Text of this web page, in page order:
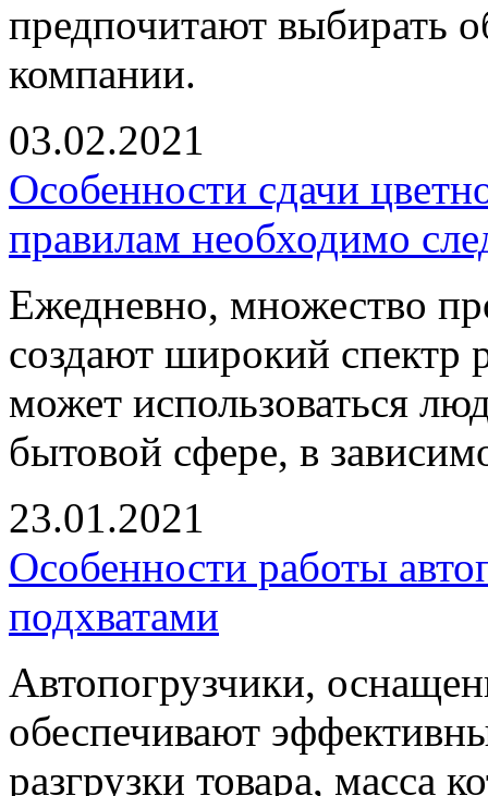
предпочитают выбирать
компании.
03.02.2021
Особенности сдачи
правилам необходимо
Ежедневно, множество
создают широкий спектр
может использоваться
бытовой сфере, в
23.01.2021
Особенности работы
подхватами
Автопогрузчики,
обеспечивают
разгрузки товара, масса